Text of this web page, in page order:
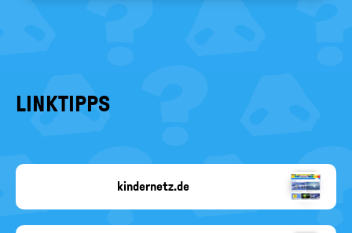
LINKTIPPS
fehlt
kindernetz.de